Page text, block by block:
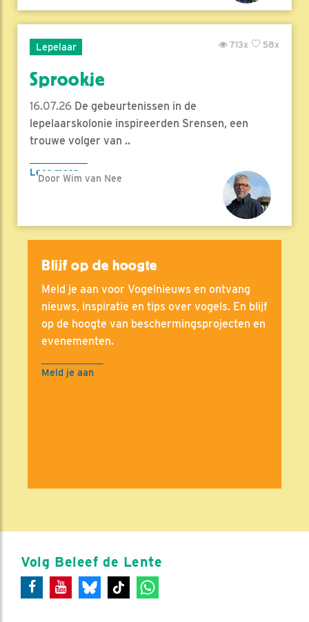
Lepelaar 58x
713x
Sprookje
16.07.26 De gebeurtenissen in de
lepelaarskolonie inspireerden Srensen, een
trouwe volger van ..
Lees meer
Door Wim van Nee
Blijf op de hoogte
Meld je aan voor Vogelnieuws en ontvang
nieuws, inspiratie en tips over vogels. En blijf
op de hoogte van beschermingsprojecten en
evenementen.
Meld je aan
Volg Beleef de Lente